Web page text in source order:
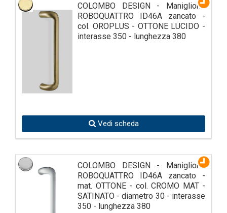
COLOMBO DESIGN - Maniglione
ROBOQUATTRO ID46A zancato -
col. OROPLUS - OTTONE LUCIDO -
interasse 350 - lunghezza 380
Vedi scheda
COLOMBO DESIGN - Maniglione
ROBOQUATTRO ID46A zancato -
mat. OTTONE - col. CROMO MAT -
SATINATO - diametro 30 - interasse
350 - lunghezza 380